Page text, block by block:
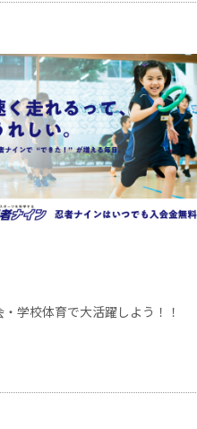
学校体育で大活躍しよう！！